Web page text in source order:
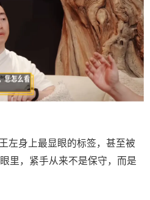
左身上最显眼的标签，甚至被
里，紧手从来不是保守，而是